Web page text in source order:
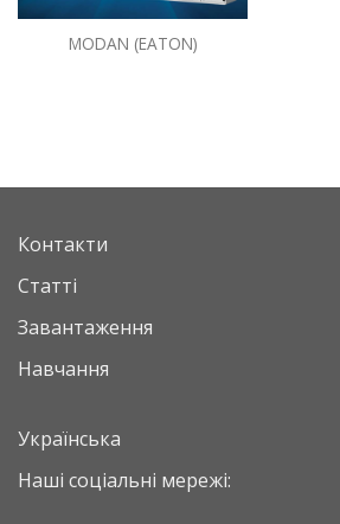
MODAN (EATON)
Контакти
Статті
Завантаження
Навчання
Українська
Наші соціальні мережі: